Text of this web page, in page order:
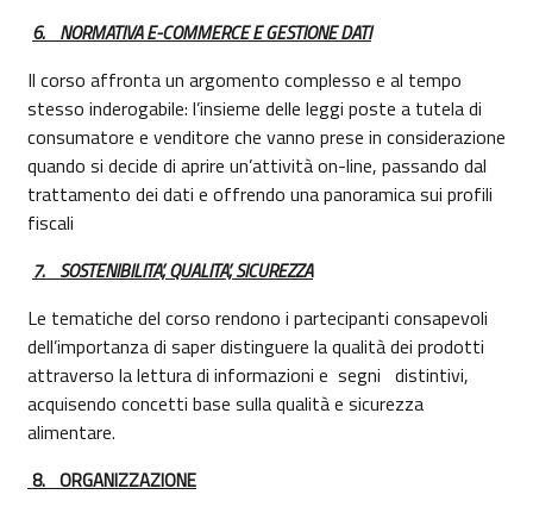
6. NORMATIVA E-COMMERCE E GESTIONE DATI
Il corso affronta un argomento complesso e al tempo
stesso inderogabile: l’insieme delle leggi poste a tutela di
consumatore e venditore che vanno prese in considerazione
quando si decide di aprire un’attività on-line, passando dal
trattamento dei dati e offrendo una panoramica sui profili
fiscali
7. SOSTENIBILITA’, QUALITA’, SICUREZZA
Le tematiche del corso rendono i partecipanti consapevoli
dell’importanza di saper distinguere la qualità dei prodotti
attraverso la lettura di informazioni e segni distintivi,
acquisendo concetti base sulla qualità e sicurezza
alimentare.
8. ORGANIZZAZIONE